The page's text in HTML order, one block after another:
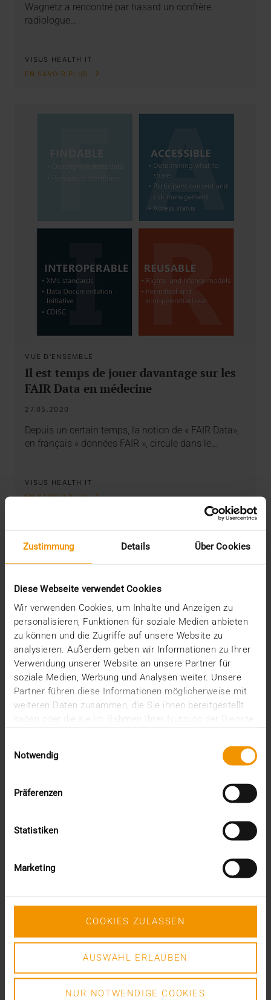
Zustimmung Details Über Cookies
Diese Webseite verwendet Cookies
Wir verwenden Cookies, um Inhalte und Anzeigen zu
personalisieren, Funktionen für soziale Medien anbieten
zu können und die Zugriffe auf unsere Website zu
analysieren. Außerdem geben wir Informationen zu Ihrer
Verwendung unserer Website an unsere Partner für
soziale Medien, Werbung und Analysen weiter. Unsere
Partner führen diese Informationen möglicherweise mit
weiteren Daten zusammen, die Sie ihnen bereitgestellt
Notwendig
Präferenzen
Statistiken
Marketing
COOKIES ZULASSEN
AUSWAHL ERLAUBEN
NUR NOTWENDIGE COOKIES
Wagnetz a rencontré par hasard un confrère
radiologue…
VISUS HEALTH IT
EN SAVOIR PLUS
VUE D'ENSEMBLE
Il est temps de jouer davantage sur les
FAIR Data en médecine
27.05.2020
Depuis un certain temps, la notion de « FAIR Data»,
en français « données FAIR », circule dans le…
VISUS HEALTH IT
EN SAVOIR PLUS
JiveX 5.2 - Interconnexion renforcée,
16.04.2020
permettent une communication et un traitement
VISUS HEALTH IT